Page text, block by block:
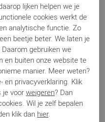
lijken helpen we je
cookies werkt de
analytische functie. Zo
beetje beter. We laten je
gebruiken we
en buiten onze website te
manier. Meer weten?
en privacyverklaring. Klik
je voor weigeren? Dan
Wil je zelf bepalen
klik dan hier.